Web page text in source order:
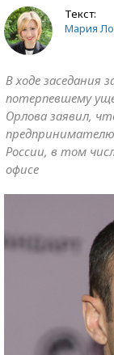
Текст:
Мария
В ходе заседания
потерпевшему
Орлова заявил,
России, в том
офисе